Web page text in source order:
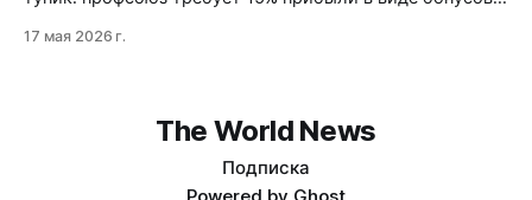
парализовать производство памяти и логических чипов,
17 мая 2026 г.
The World News
Подписка